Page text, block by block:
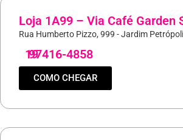
Loja 1A99 – Via Café Garden
Rua Humberto Pizzo, 999 - Jardim
19
97416-4858
COMO CHEGAR